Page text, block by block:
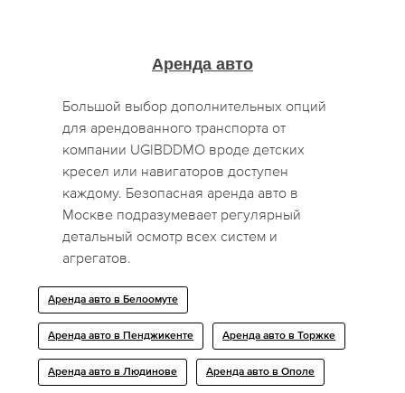
Аренда авто
Большой выбор дополнительных опций
для арендованного транспорта от
компании UGIBDDMO вроде детских
кресел или навигаторов доступен
каждому. Безопасная аренда авто в
Москве подразумевает регулярный
детальный осмотр всех систем и
агрегатов.
Аренда авто в Белоомуте
Аренда авто в Пенджикенте Аренда авто в Торжке
Аренда авто в Людинове Аренда авто в Ополе